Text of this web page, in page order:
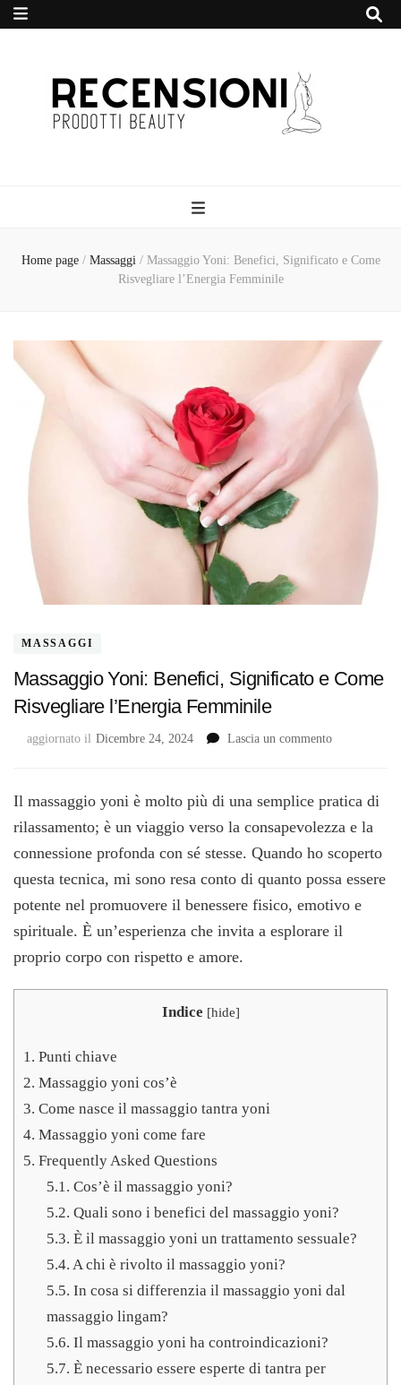
Prodotti Beauty
Home page / Massaggi / Massaggio Yoni: Benefici, Significato e Come
Risvegliare l’Energia Femminile
MASSAGGI
Massaggio Yoni: Benefici, Significato e Come
Risvegliare l’Energia Femminile
aggiornato il Dicembre 24, 2024 Lascia un commentosu
Benefici,
e
Come
l’Energia
Femminile
Il massaggio yoni è molto più di una semplice pratica di
rilassamento; è un viaggio verso la consapevolezza e la
connessione profonda con sé stesse. Quando ho scoperto
questa tecnica, mi sono resa conto di quanto possa essere
potente nel promuovere il benessere fisico, emotivo e
spirituale. È un’esperienza che invita a esplorare il
proprio corpo con rispetto e amore.
Indice [hide]
1. Punti chiave
2. Massaggio yoni cos’è
3. Come nasce il massaggio tantra yoni
4. Massaggio yoni come fare
5. Frequently Asked Questions
5.1. Cos’è il massaggio yoni?
5.2. Quali sono i benefici del massaggio yoni?
5.3. È il massaggio yoni un trattamento sessuale?
5.4. A chi è rivolto il massaggio yoni?
5.5. In cosa si differenzia il massaggio yoni dal
massaggio lingam?
5.6. Il massaggio yoni ha controindicazioni?
5.7. È necessario essere esperte di tantra per